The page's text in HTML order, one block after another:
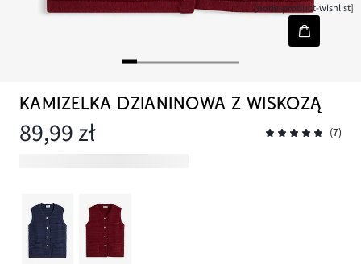
[node-product-wishlist]
KAMIZELKA DZIANINOWA Z WISKOZĄ
89,99 zł (7)